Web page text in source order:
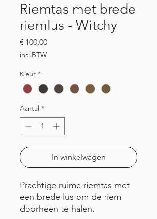
Riemtas met brede
riemlus - Witchy
€ 100,00Prijs
incl.BTW
Kleur *
Aantal *
In winkelwagen
Prachtige ruime riemtas met
een brede lus om de riem
doorheen te halen.